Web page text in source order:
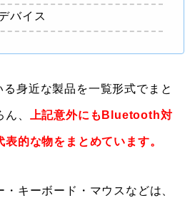
バイス
身近な製品を一覧形式でまと
、 上記意外にもBluetooth対
的な物をまとめています。
キーボード・マウスなどは、